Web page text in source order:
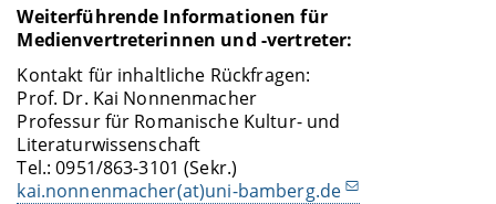
Weiterführende Informationen für
Medienvertreterinnen und -vertreter:
Kontakt für inhaltliche Rückfragen:
Prof. Dr. Kai Nonnenmacher
Professur für Romanische Kultur- und
Literaturwissenschaft
Tel.: 0951/863-3101 (Sekr.)
kai.nonnenmacher(at)uni-bamberg.de